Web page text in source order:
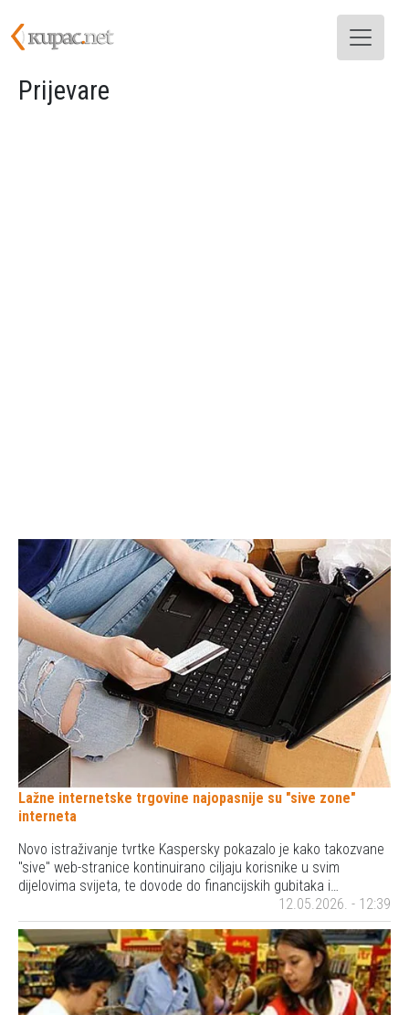
Prijevare
Lažne internetske trgovine najopasnije su "sive zone"
interneta
Novo istraživanje tvrtke Kaspersky pokazalo je kako takozvane
"sive" web-stranice kontinuirano ciljaju korisnike u svim
dijelovima svijeta, te dovode do financijskih gubitaka i…
12.05.2026. - 12:39